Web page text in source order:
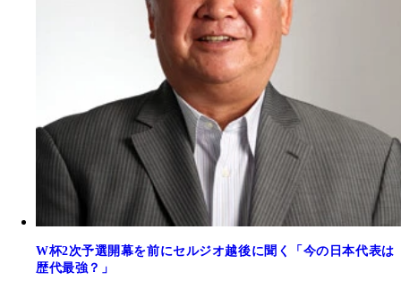
W杯2次予選開幕を前にセルジオ越後に聞く「今の日本代表は
歴代最強？」